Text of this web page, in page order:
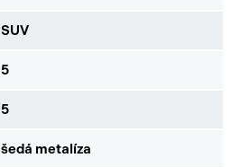
SUV
5
5
šedá metalíza